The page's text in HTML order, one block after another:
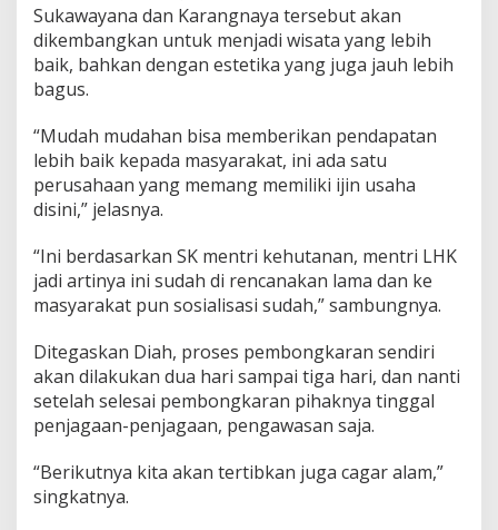
u
k
a
w
a
n
a
L
a
t
k
a
A
a
t
B
r
Sukawayana dan Karangnaya tersebut akan
dikembangkan untuk menjadi wisata yang lebih
baik, bahkan dengan estetika yang juga jauh lebih
bagus.
“Mudah mudahan bisa memberikan pendapatan
lebih baik kepada masyarakat, ini ada satu
perusahaan yang memang memiliki ijin usaha
disini,” jelasnya.
“Ini berdasarkan SK mentri kehutanan, mentri LHK
jadi artinya ini sudah di rencanakan lama dan ke
masyarakat pun sosialisasi sudah,” sambungnya.
Ditegaskan Diah, proses pembongkaran sendiri
akan dilakukan dua hari sampai tiga hari, dan nanti
setelah selesai pembongkaran pihaknya tinggal
penjagaan-penjagaan, pengawasan saja.
“Berikutnya kita akan tertibkan juga cagar alam,”
singkatnya.